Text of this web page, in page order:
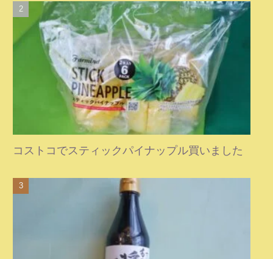
コストコでスティックパイナップル買いました